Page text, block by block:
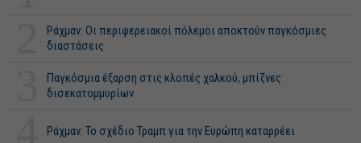
Ράχμαν: Οι περιφερειακοί πόλεμοι αποκτούν παγκόσμιες
διαστάσεις
Παγκόσμια έξαρση στις κλοπές χαλκού, μπίζνες
δισεκατομμυρίων
Ράχμαν: Το σχέδιο Τραμπ για την Ευρώπη καταρρέει